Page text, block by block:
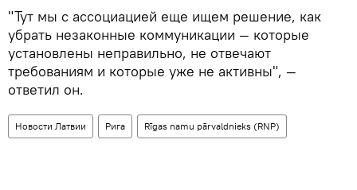
"Тут мы с ассоциацией еще ищем решение, как
убрать незаконные коммуникации — которые
установлены неправильно, не отвечают
требованиям и которые уже не активны", —
ответил он.
Новости Латвии Рига Rīgas namu pārvaldnieks (RNP)